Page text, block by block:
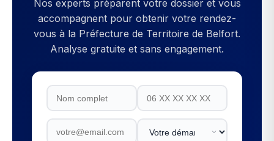
Nos experts préparent votre dossier et vous
accompagnent pour obtenir votre rendez-
vous à la Préfecture de Territoire de Belfort.
Analyse gratuite et sans engagement.